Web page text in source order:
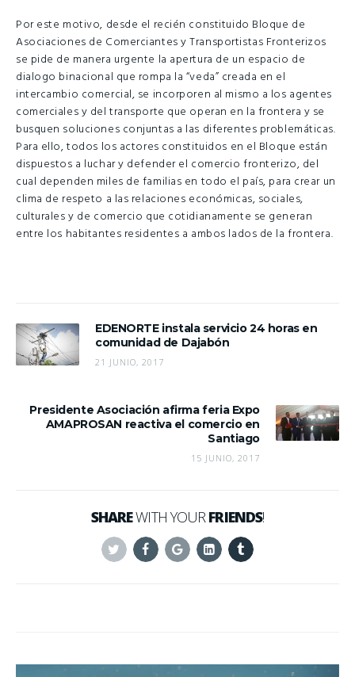
Por este motivo, desde el recién constituido Bloque de
Asociaciones de Comerciantes y Transportistas Fronterizos
se pide de manera urgente la apertura de un espacio de
dialogo binacional que rompa la “veda” creada en el
intercambio comercial, se incorporen al mismo a los agentes
comerciales y del transporte que operan en la frontera y se
busquen soluciones conjuntas a las diferentes problemáticas.
Para ello, todos los actores constituidos en el Bloque están
dispuestos a luchar y defender el comercio fronterizo, del
cual dependen miles de familias en todo el país, para crear un
clima de respeto a las relaciones económicas, sociales,
culturales y de comercio que cotidianamente se generan
entre los habitantes residentes a ambos lados de la frontera.
EDENORTE instala servicio 24 horas en
comunidad de Dajabón
21 JUNIO, 2017
Presidente Asociación afirma feria Expo
AMAPROSAN reactiva el comercio en
Santiago
15 JUNIO, 2017
SHAREWITH YOUR FRIENDS!